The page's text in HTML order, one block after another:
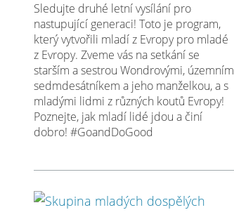
Sledujte druhé letní vysílání pro
nastupující generaci! Toto je program,
který vytvořili mladí z Evropy pro mladé
z Evropy. Zveme vás na setkání se
starším a sestrou Wondrovými, územním
sedmdesátníkem a jeho manželkou, a s
mladými lidmi z různých koutů Evropy!
Poznejte, jak mladí lidé jdou a činí
dobro! #GoandDoGood